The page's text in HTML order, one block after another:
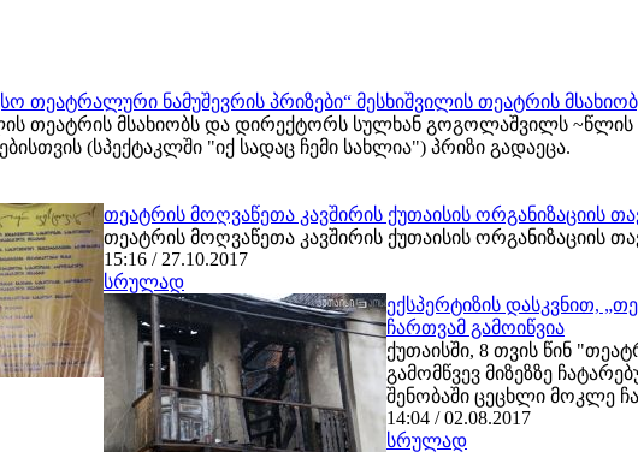
თეატრალური ნამუშევრის პრიზები“ მესხიშვილის თეატრის
თეატრის მსახიობს და დირექტორს სულხან გოგოლაშვილს
(სპექტაკლში "იქ სადაც ჩემი სახლია") პრიზი გადაეცა.
თეატრის მოღვაწეთა კავშირის ქუთაისის ორგანიზაციის
თეატრის მოღვაწეთა კავშირის ქუთაისის ორგანიზაციის
15:16 / 27.10.2017
სრულად
ექსპერტიზის დასკვნით,
ჩართვამ გამოიწვია
ქუთაისში, 8 თვის წინ
გამომწვევ მიზეზზე
შენობაში ცეცხლი მოკლე
14:04 / 02.08.2017
სრულად